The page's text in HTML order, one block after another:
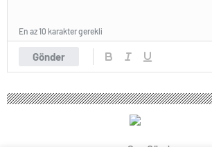
Gönder
En az 10 karakter gerekli